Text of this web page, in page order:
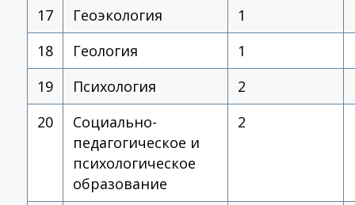
17
Геоэкология 1
18
Геология 1
19
Психология 2
20
Социально-
педагогическое и
психологическое
образование
2